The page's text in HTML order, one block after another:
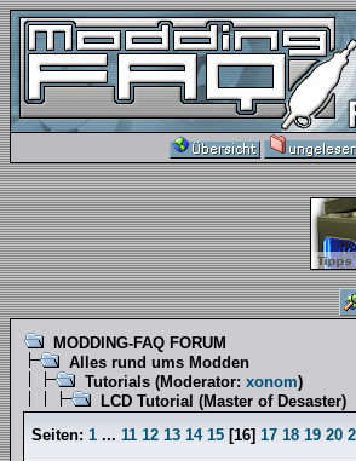
MODDING-FAQ FORUM
Alles rund ums Modden
Tutorials (Moderator: xonom)
LCD Tutorial (Master of Desaster)
Seiten: 1 ... 11 12 13 14 15 [16] 17 18 19 20